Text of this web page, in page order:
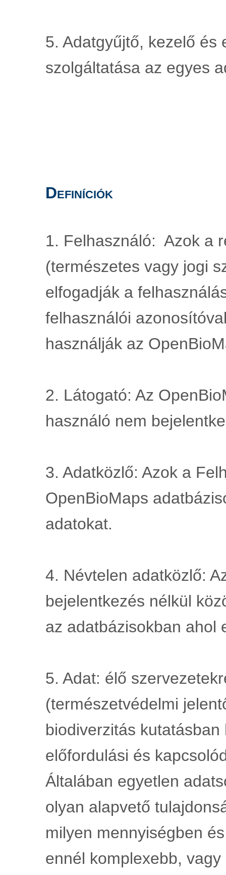
5. Adatgyűjtő, kezelő és
szolgáltatása az egyes
Definíciók
1. Felhasználó:  Azok a
(természetes vagy jogi
elfogadják a
felhasználói
használják az
2. Látogató: Az
használó nem
3. Adatközlő: Azok a
OpenBioMaps
adatokat.
4. Névtelen adatközlő:
bejelentkezés nélkül
az adatbázisokban ahol
5. Adat: élő
(természetvédelmi
biodiverzitás kutatásban
előfordulási és
Általában egyetlen
olyan alapvető
milyen mennyiségben
ennél komplexebb,